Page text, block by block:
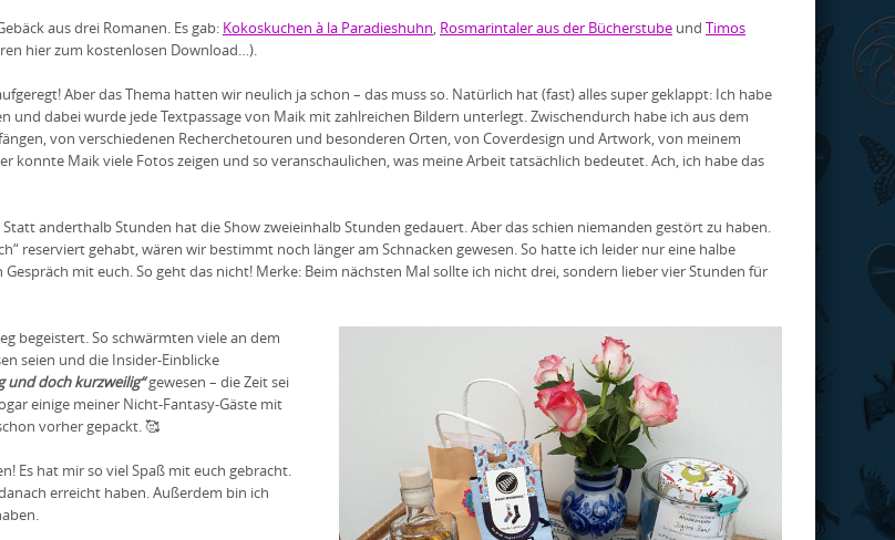
aus drei Romanen. Es gab: Kokoskuchen à la Paradieshuhn, Rosmarintaler aus der Bücherstube und Timos
hier zum kostenlosen Download…).
Aber das Thema hatten wir neulich ja schon – das muss so. Natürlich hat (fast) alles super geklappt: Ich habe
dabei wurde jede Textpassage von Maik mit zahlreichen Bildern unterlegt. Zwischendurch habe ich aus dem
von verschiedenen Recherchetouren und besonderen Orten, von Coverdesign und Artwork, von meinem
konnte Maik viele Fotos zeigen und so veranschaulichen, was meine Arbeit tatsächlich bedeutet. Ach, ich habe das
anderthalb Stunden hat die Show zweieinhalb Stunden gedauert. Aber das schien niemanden gestört zu haben.
reserviert gehabt, wären wir bestimmt noch länger am Schnacken gewesen. So hatte ich leider nur eine halbe
mit euch. So geht das nicht! Merke: Beim nächsten Mal sollte ich nicht drei, sondern lieber vier Stunden für
begeistert. So schwärmten viele an dem
seien und die Insider-Einblicke
und doch kurzweilig“gewesen – die Zeit sei
einige meiner Nicht-Fantasy-Gäste mit
vorher gepackt. 🥰
Es hat mir so viel Spaß mit euch gebracht.
erreicht haben. Außerdem bin ich